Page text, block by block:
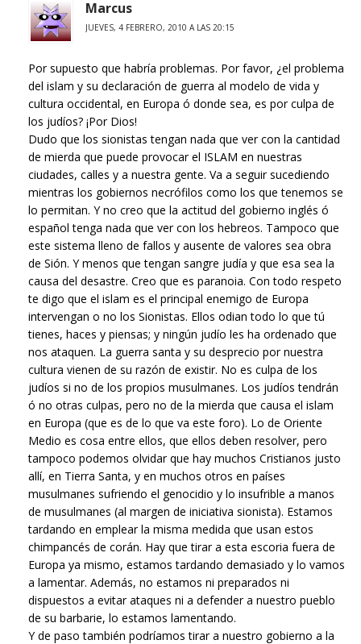
Marcus
JUEVES, 4 FEBRERO, 2010 A LAS 20:15
Por supuesto que habría problemas. Por favor, ¿el problema
del islam y su declaración de guerra al modelo de vida y
cultura occidental, en Europa ó donde sea, es por culpa de
los judíos? ¡Por Dios!
Dudo que los sionistas tengan nada que ver con la cantidad
de mierda que puede provocar el ISLAM en nuestras
ciudades, calles y a nuestra gente. Va a seguir sucediendo
mientras los gobiernos necrófilos como los que tenemos se
lo permitan. Y no creo que la actitud del gobierno inglés ó
español tenga nada que ver con los hebreos. Tampoco que
este sistema lleno de fallos y ausente de valores sea obra
de Sión. Y menos que tengan sangre judía y que esa sea la
causa del desastre. Creo que es paranoia. Con todo respeto
te digo que el islam es el principal enemigo de Europa
intervengan o no los Sionistas. Ellos odian todo lo que tú
tienes, haces y piensas; y ningún judío les ha ordenado que
nos ataquen. La guerra santa y su desprecio por nuestra
cultura vienen de su razón de existir. No es culpa de los
judíos si no de los propios musulmanes. Los judíos tendrán
ó no otras culpas, pero no de la mierda que causa el islam
en Europa (que es de lo que va este foro). Lo de Oriente
Medio es cosa entre ellos, que ellos deben resolver, pero
tampoco podemos olvidar que hay muchos Cristianos justo
allí, en Tierra Santa, y en muchos otros en países
musulmanes sufriendo el genocidio y lo insufrible a manos
de musulmanes (al margen de iniciativa sionista). Estamos
tardando en emplear la misma medida que usan estos
chimpancés de corán. Hay que tirar a esta escoria fuera de
Europa ya mismo, estamos tardando demasiado y lo vamos
a lamentar. Además, no estamos ni preparados ni
dispuestos a evitar ataques ni a defender a nuestro pueblo
de su barbarie, lo estamos lamentando.
Y de paso también podríamos tirar a nuestro gobierno a la